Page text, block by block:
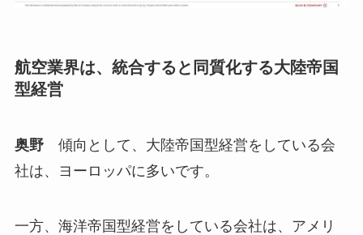
航空業界は、統合すると同質化する大陸帝国
型経営
奥野傾向として、大陸帝国型経営をしている会
社は、ヨーロッパに多いです。
一方、海洋帝国型経営をしている会社は、アメリ